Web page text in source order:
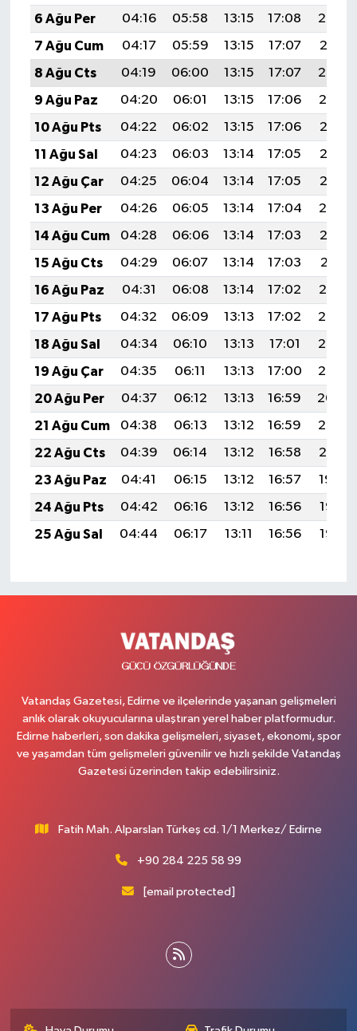
6 Ağu Per
04:16 05:58 13:15 17:08
20:23
7 Ağu Cum
04:17 05:59 13:15 17:07
20:21
8 Ağu Cts
04:19 06:00 13:15 17:07
20:20
9 Ağu Paz
04:20 06:01 13:15 17:06
20:19
10 Ağu Pts
04:22 06:02 13:15 17:06
20:18
11 Ağu Sal
04:23 06:03 13:14 17:05
20:16
12 Ağu Çar
04:25 06:04 13:14 17:05
20:15
13 Ağu Per
04:26 06:05 13:14 17:04
20:14
14 Ağu Cum
04:28 06:06 13:14 17:03
20:12
15 Ağu Cts
04:29 06:07 13:14 17:03
20:11
16 Ağu Paz
04:31 06:08 13:14 17:02
20:10
17 Ağu Pts
04:32 06:09 13:13 17:02
20:08
18 Ağu Sal
04:34 06:10 13:13 17:01
20:07
19 Ağu Çar
04:35 06:11 13:13 17:00
20:05
20 Ağu Per
04:37 06:12 13:13 16:59
20:04
21 Ağu Cum
04:38 06:13 13:12 16:59
20:02
22 Ağu Cts
04:39 06:14 13:12 16:58
20:01
23 Ağu Paz
04:41 06:15 13:12 16:57
19:59
24 Ağu Pts
04:42 06:16 13:12 16:56
19:58
25 Ağu Sal
04:44 06:17 13:11 16:56 19:56
Vatandaş Gazetesi, Edirne ve ilçelerinde yaşanan gelişmeleri
anlık olarak okuyucularına ulaştıran yerel haber platformudur.
Edirne haberleri, son dakika gelişmeleri, siyaset, ekonomi, spor
ve yaşamdan tüm gelişmeleri güvenilir ve hızlı şekilde Vatandaş
Gazetesi üzerinden takip edebilirsiniz.
Fatih Mah. Alparslan Türkeş cd. 1/1 Merkez/ Edirne
+90 284 225 58 99
[email protected]